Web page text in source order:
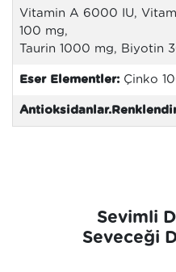
Vitamin A 6000 IU,
100 mg,
Taurin 1000 mg, Biyotin
Eser Elementler: Çinko
Antioksidanlar.
Sevimli
Seveceği